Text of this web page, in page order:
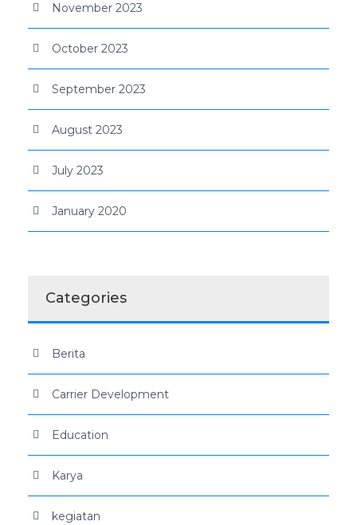
November 2023
October 2023
September 2023
August 2023
July 2023
January 2020
Categories
Berita
Carrier Development
Education
Karya
kegiatan